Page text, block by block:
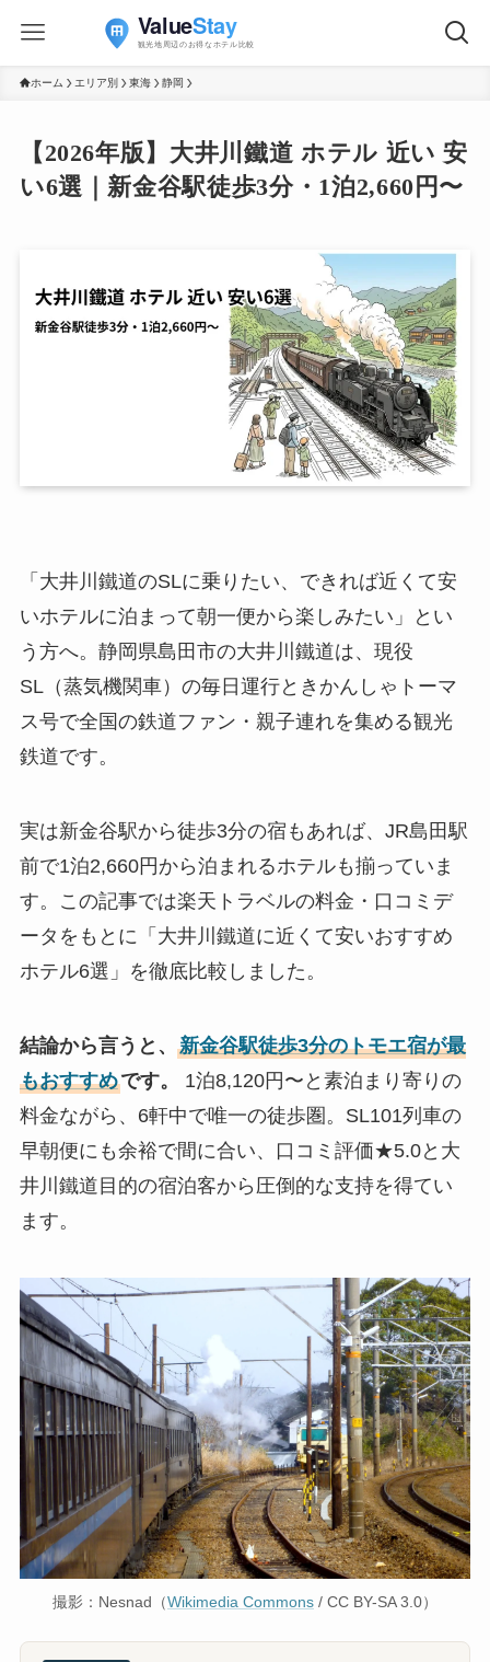
ホーム エリア別 東海 静岡
【2026年版】大井川鐵道 ホテル 近い 安
い6選｜新金谷駅徒歩3分・1泊2,660円〜
「大井川鐵道のSLに乗りたい、できれば近くて安
いホテルに泊まって朝一便から楽しみたい」とい
う方へ。静岡県島田市の大井川鐵道は、現役
SL（蒸気機関車）の毎日運行ときかんしゃトーマ
ス号で全国の鉄道ファン・親子連れを集める観光
鉄道です。
実は新金谷駅から徒歩3分の宿もあれば、JR島田駅
前で1泊2,660円から泊まれるホテルも揃っていま
す。この記事では楽天トラベルの料金・口コミデ
ータをもとに「大井川鐵道に近くて安いおすすめ
ホテル6選」を徹底比較しました。
結論から言うと、 新金谷駅徒歩3分のトモエ宿が最
もおすすめです。
1泊8,120円〜と素泊まり寄りの
料金ながら、6軒中で唯一の徒歩圏。SL101列車の
早朝便にも余裕で間に合い、口コミ評価★5.0と大
井川鐵道目的の宿泊客から圧倒的な支持を得てい
ます。
撮影：Nesnad（Wikimedia Commons / CC BY-SA 3.0）